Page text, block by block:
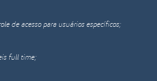
de acesso para usuários específicos;
full time;